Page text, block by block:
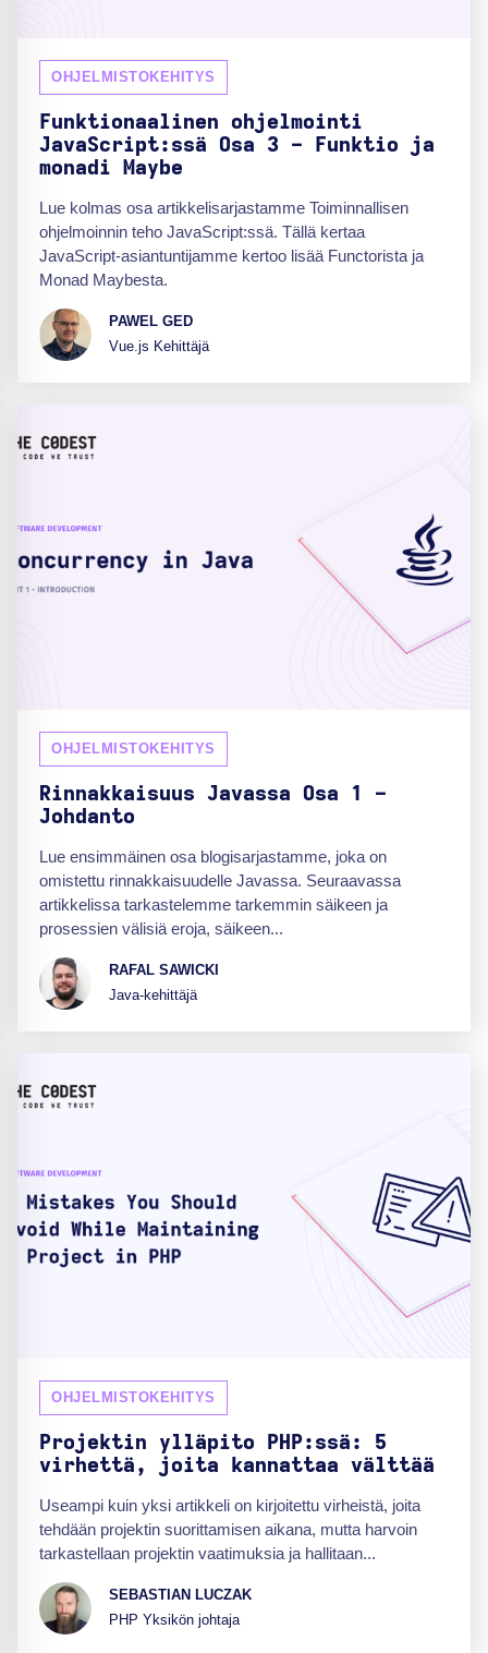
OHJELMISTOKEHITYS
Funktionaalinen ohjelmointi
JavaScript:ssä Osa 3 - Funktio ja
monadi Maybe
Lue kolmas osa artikkelisarjastamme Toiminnallisen
ohjelmoinnin teho JavaScript:ssä. Tällä kertaa
JavaScript-asiantuntijamme kertoo lisää Functorista ja
Monad Maybesta.
PAWEL GED
Vue.js Kehittäjä
OHJELMISTOKEHITYS
Rinnakkaisuus Javassa Osa 1 -
Johdanto
Lue ensimmäinen osa blogisarjastamme, joka on
omistettu rinnakkaisuudelle Javassa. Seuraavassa
artikkelissa tarkastelemme tarkemmin säikeen ja
prosessien välisiä eroja, säikeen...
RAFAL SAWICKI
Java-kehittäjä
OHJELMISTOKEHITYS
Projektin ylläpito PHP:ssä: 5
virhettä, joita kannattaa välttää
Useampi kuin yksi artikkeli on kirjoitettu virheistä, joita
tehdään projektin suorittamisen aikana, mutta harvoin
tarkastellaan projektin vaatimuksia ja hallitaan...
SEBASTIAN LUCZAK
PHP Yksikön johtaja